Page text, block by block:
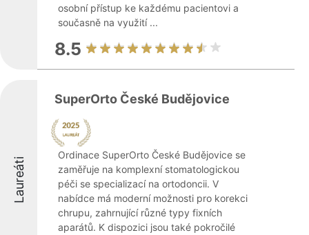
osobní přístup ke každému pacientovi a
současně na využití ...
8.5
Laureáti
SuperOrto České Budějovice
Ordinace SuperOrto České Budějovice se
zaměřuje na komplexní stomatologickou
péči se specializací na ortodoncii. V
nabídce má moderní možnosti pro korekci
chrupu, zahrnující různé typy fixních
aparátů. K dispozici jsou také pokročilé